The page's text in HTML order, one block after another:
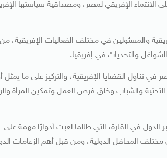
الإفريقي لمصر، ومصداقية سياستها
والمسئولين في مختلف الفعاليات الإفريقية،
والتحديات في إفريقيا.
تناول القضايا الإفريقية، والتركيز على ما يمثل
والشباب وخلق فرص العمل وتمكين المرأة
في القارة، التي طالما لعبت أدوارًا مهمة على
المحافل الدولية، ومن قبل أهم الزعامات